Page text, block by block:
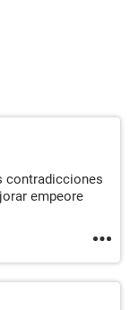
contradicciones
empeore